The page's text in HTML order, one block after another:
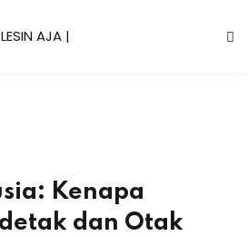
Kenapa
dan Otak